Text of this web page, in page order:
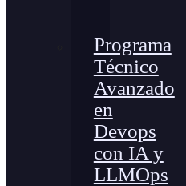
Programa
Técnico
Avanzado
en
Devops
con IA y
LLMOps